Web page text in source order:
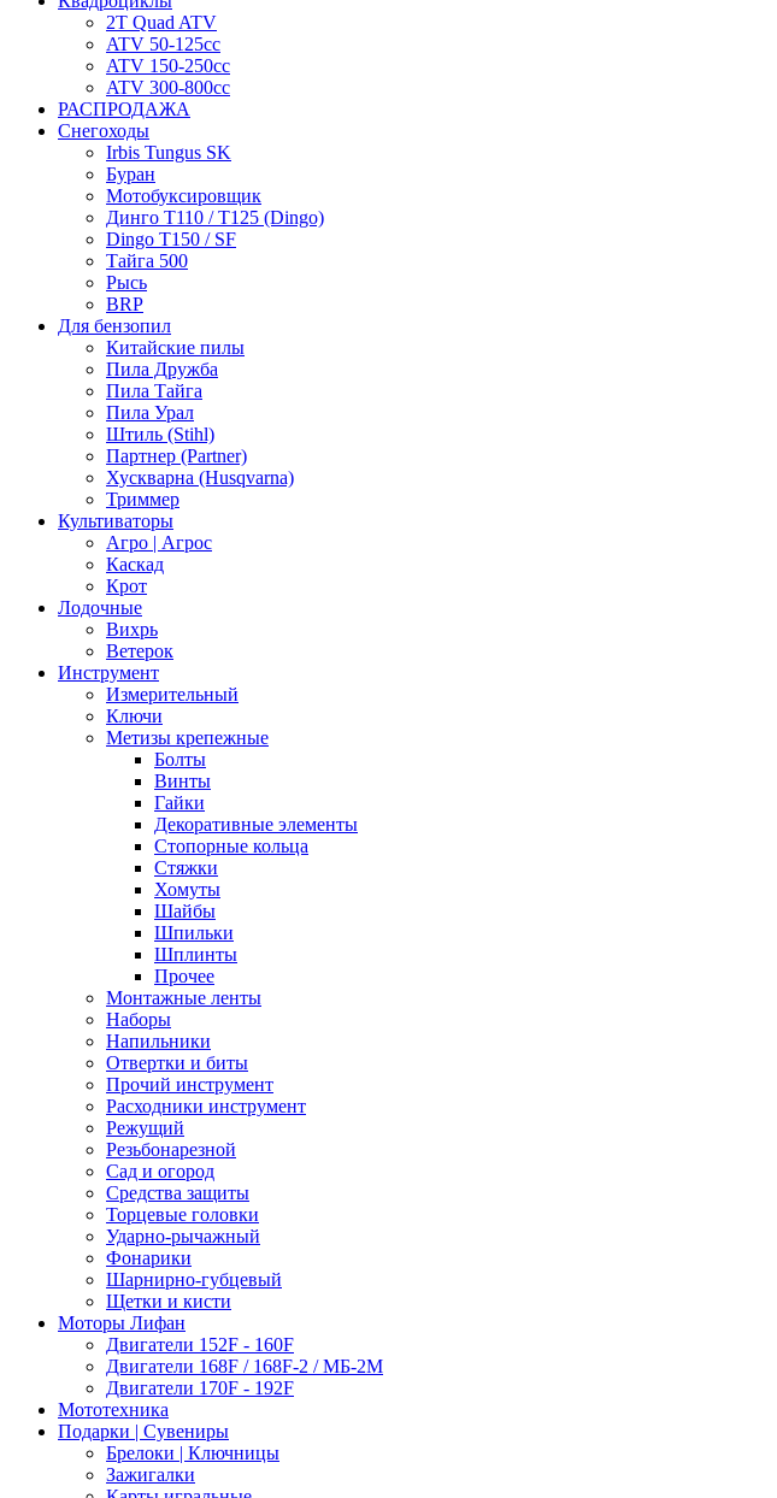
2T Quad ATV
ATV 50-125cc
ATV 150-250cc
ATV 300-800cc
РАСПРОДАЖА
Снегоходы
Irbis Tungus SK
Буран
Мотобуксировщик
Динго T110 / T125 (Dingo)
Dingo T150 / SF
Тайга 500
Рысь
BRP
Для бензопил
Китайские пилы
Пила Дружба
Пила Тайга
Пила Урал
Штиль (Stihl)
Партнер (Partner)
Хускварна (Husqvarna)
Триммер
Культиваторы
Агро | Агрос
Каскад
Крот
Лодочные
Вихрь
Ветерок
Инструмент
Измерительный
Ключи
Метизы крепежные
Болты
Винты
Гайки
Декоративные элементы
Стопорные кольца
Стяжки
Хомуты
Шайбы
Шпильки
Шплинты
Прочее
Монтажные ленты
Наборы
Напильники
Отвертки и биты
Прочий инструмент
Расходники инструмент
Режущий
Резьбонарезной
Сад и огород
Средства защиты
Торцевые головки
Ударно-рычажный
Фонарики
Шарнирно-губцевый
Щетки и кисти
Моторы Лифан
Двигатели 152F - 160F
Двигатели 168F / 168F-2 / МБ-2М
Двигатели 170F - 192F
Мототехника
Подарки | Сувениры
Брелоки | Ключницы
Зажигалки